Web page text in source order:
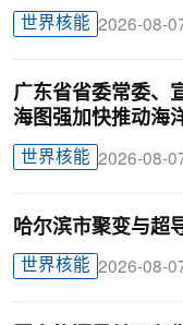
世界核能 2026-08-
广东省省委常委、
海图强加快推动海
世界核能 2026-08-
哈尔滨市聚变与超
世界核能 2026-08-